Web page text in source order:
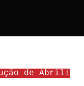
de Abril!